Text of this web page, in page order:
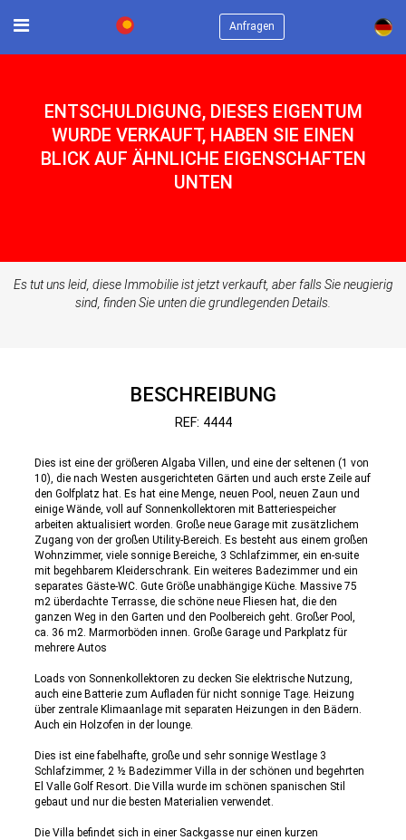
Anfragen ×
ENTSCHULDIGUNG, DIESES EIGENTUM
WURDE VERKAUFT, HABEN SIE EINEN
BLICK AUF ÄHNLICHE EIGENSCHAFTEN
UNTEN
Es tut uns leid, diese Immobilie ist jetzt verkauft, aber falls Sie neugierig
sind, finden Sie unten die grundlegenden Details.
BESCHREIBUNG
REF: 4444
Dies ist eine der größeren Algaba Villen, und eine der seltenen (1 von
10), die nach Westen ausgerichteten Gärten und auch erste Zeile auf
den Golfplatz hat. Es hat eine Menge, neuen Pool, neuen Zaun und
einige Wände, voll auf Sonnenkollektoren mit Batteriespeicher
arbeiten aktualisiert worden. Große neue Garage mit zusätzlichem
Zugang von der großen Utility-Bereich. Es besteht aus einem großen
Wohnzimmer, viele sonnige Bereiche, 3 Schlafzimmer, ein en-suite
mit begehbarem Kleiderschrank. Ein weiteres Badezimmer und ein
separates Gäste-WC. Gute Größe unabhängige Küche. Massive 75
m2 überdachte Terrasse, die schöne neue Fliesen hat, die den
ganzen Weg in den Garten und den Poolbereich geht. Großer Pool,
ca. 36 m2. Marmorböden innen. Große Garage und Parkplatz für
mehrere Autos
Loads von Sonnenkollektoren zu decken Sie elektrische Nutzung,
auch eine Batterie zum Aufladen für nicht sonnige Tage. Heizung
über zentrale Klimaanlage mit separaten Heizungen in den Bädern.
Auch ein Holzofen in der lounge.
Dies ist eine fabelhafte, große und sehr sonnige Westlage 3
Schlafzimmer, 2 ½ Badezimmer Villa in der schönen und begehrten
El Valle Golf Resort. Die Villa wurde im schönen spanischen Stil
gebaut und nur die besten Materialien verwendet.
Die Villa befindet sich in einer Sackgasse nur einen kurzen